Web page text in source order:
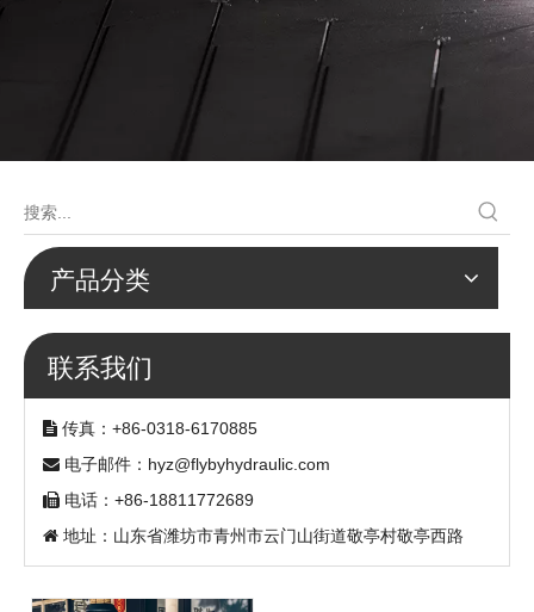
产品分类
联系我们
 传真：+86-0318-6170885
 电子邮件： hyz@flybyhydraulic.com
 电话：+86-18811772689
 地址：山东省潍坊市青州市云门山街道敬亭村敬亭西路